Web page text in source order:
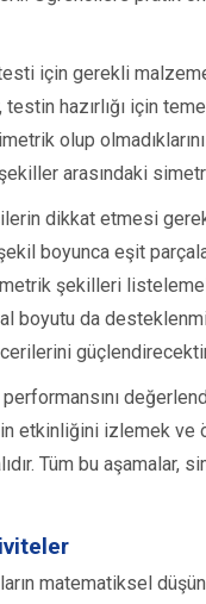
için gerekli
hazırlığı için
olup
arasındaki simetrik
dikkat etmesi
boyunca eşit
şekilleri
boyutu da
etkinliğini izlemek
Tüm bu
matematiksel